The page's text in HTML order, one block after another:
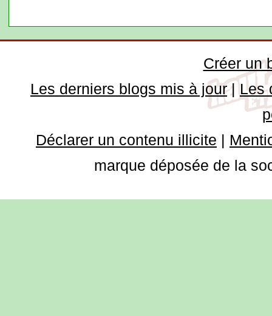
Créer un
Les derniers blogs mis à jour|Les
Déclarer un contenu illicite |
marque déposée de la